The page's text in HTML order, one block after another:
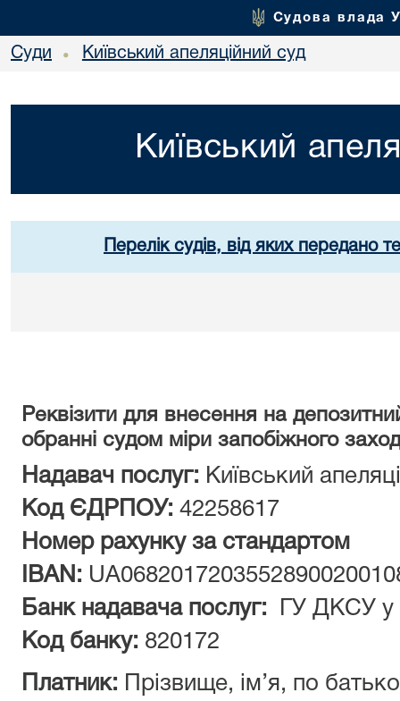
Судова влада
Суди • Київський апеляційний суд
Київський
Перелік судів, від яких передано
Реквізити для внесення на
обранні судом міри запобіжного
Надавач послуг: Київський
Код ЄДРПОУ: 42258617
Номер рахунку за стандартом
IBAN:
Банк надавача послуг: ГУ ДКСУ у
Код банку: 820172
Платник:
Прізвище, ім’я, по